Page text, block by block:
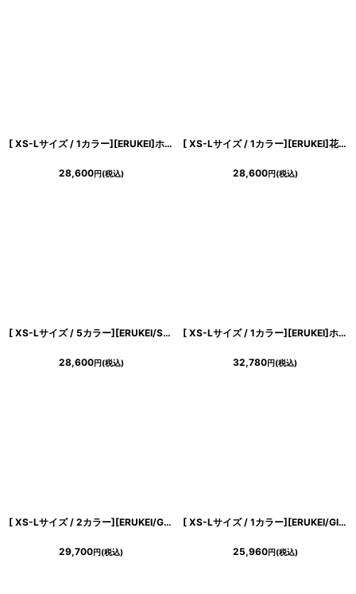
[ XS-Lサイズ / 1カラー][ERUKEI]ホワイト×ピンク・花柄・ノースリーブ・Aライン・ミディアムドレス・ワンピース[黒木麗奈着用][送料無料]
28,600円(税込)
[ XS-Lサイズ / 1カラー][ERUKEI]花柄・ベルト・ノースリーブ・Aライン・ミディアムドレス・ワンピース[黒木麗奈着用][送料無料]
28,600円(税込)
[ XS-Lサイズ / 5カラー][ERUKEI/SETTAN]花柄・ラメ・ノースリーブ・フレア・Aライン・ロングドレス[送料無料]
28,600円(税込)
[ XS-Lサイズ / 1カラー][ERUKEI]ホワイト・総レース・ハイネック・ノースリーブ・マーメイド・ロングドレス[薗田杏奈着用][送料無料]
32,780円(税込)
[ XS-Lサイズ / 2カラー][ERUKEI/GINZA COUTURE]ツイード・ケープ・お花・ノースリーブ・タイト・ミディアムドレス・ワンピース[送料無料]
29,700円(税込)
[ XS-Lサイズ / 1カラー][ERUKEI/GINZA COUTURE]バイカラー・ノースリーブ・切替・ベルト付き・アシンメトリー・Aライン・ミディアムドレス・ワンピース[送料無料]
25,960円(税込)